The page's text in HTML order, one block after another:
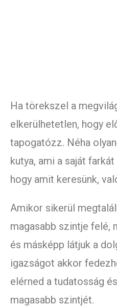
Ha törekszel a
elkerülhetetlen, hogy
tapogatózz. Néha
kutya, ami a saját
hogy amit keresünk,
Amikor sikerül
magasabb szintje felé,
és másképp látjuk a
igazságot akkor
elérned a tudatosság
magasabb szintjét.